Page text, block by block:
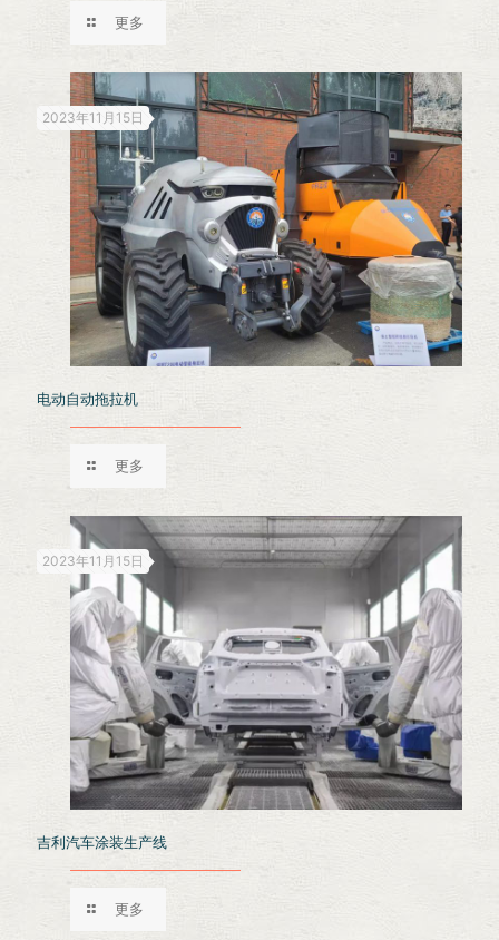
更多
2023年11月15日
电动自动拖拉机
更多
2023年11月15日
吉利汽车涂装生产线
更多